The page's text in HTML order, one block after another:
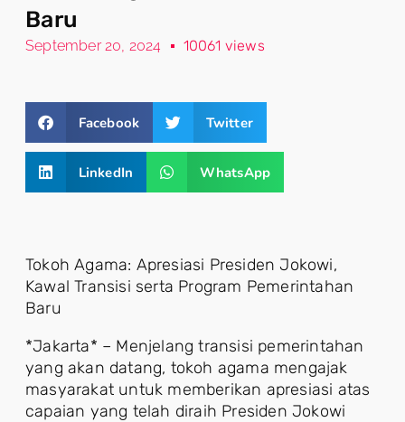
Baru
September 20, 2024 10061 views
Facebook Twitter
LinkedIn WhatsApp
Tokoh Agama: Apresiasi Presiden Jokowi,
Kawal Transisi serta Program Pemerintahan
Baru
*Jakarta* – Menjelang transisi pemerintahan
yang akan datang, tokoh agama mengajak
masyarakat untuk memberikan apresiasi atas
capaian yang telah diraih Presiden Jokowi